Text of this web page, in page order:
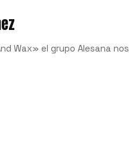
Wax» el grupo Alesana nos